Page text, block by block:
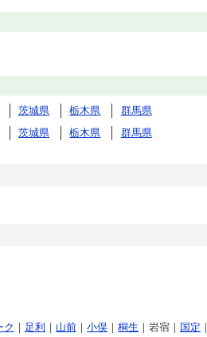
茨城県 栃木県
群馬県
茨城県 栃木県 群馬県
ク ｜ 足利 ｜ 山前 ｜ 小俣 ｜ 桐生 ｜岩宿｜ 国定 ｜